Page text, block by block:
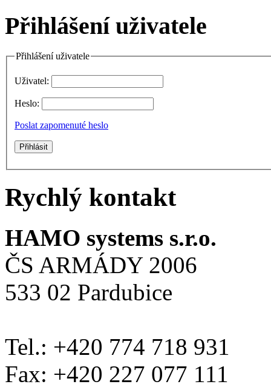
Přihlášení uživatele
Přihlášení uživatele
Uživatel:
Heslo:
Poslat zapomenuté heslo
Rychlý kontakt
HAMO systems s.r.o.
ČS ARMÁDY 2006
533 02 Pardubice
Tel.: +420 774 718 931
Fax: +420 227 077 111